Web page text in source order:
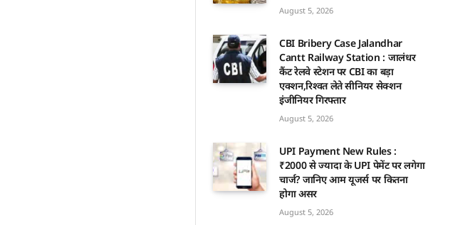
August 5, 2026
CBI Bribery Case Jalandhar
Cantt Railway Station : जालंधर
कैंट रेलवे स्टेशन पर CBI का बड़ा
एक्शन,रिश्वत लेते सीनियर सेक्शन
इंजीनियर गिरफ्तार
August 5, 2026
UPI Payment New Rules :
₹2000 से ज्यादा के UPI पेमेंट पर लगेगा
चार्ज? जानिए आम यूजर्स पर कितना
होगा असर
August 5, 2026